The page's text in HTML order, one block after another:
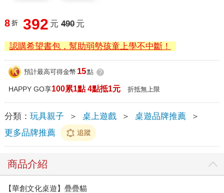
8 折 392 元 490 元
認購希望書包，幫助弱勢孩童上學不中斷！
預計最高可得金幣 15點 ?
HAPPY GO享100累1點 4點抵1元 折抵無上限
分類： 玩具親子 ＞ 桌上遊戲 ＞ 桌遊品牌推薦
＞
更多品牌推薦
追蹤
商品介紹
【華創文化桌遊】疊疊貓